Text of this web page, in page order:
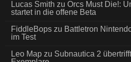
Lucas Smith zu Orcs Must Die!:
startet in die offene Beta
FiddleBops zu Battletron
im Test
Leo Map zu Subnautica 2